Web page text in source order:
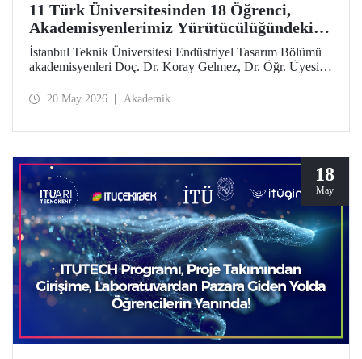
11 Türk Üniversitesinden 18 Öğrenci,
Akademisyenlerimiz Yürütücülüğündeki
“Bauhaus Open Studios” Programına
Katıldı
İstanbul Teknik Üniversitesi Endüstriyel Tasarım Bölümü
akademisyenleri Doç. Dr. Koray Gelmez, Dr. Öğr. Üyesi
ve Stiftung Bauhaus Dessau iş birliğiyle geçen Eylül
20 May 2026 Akademik
18
May